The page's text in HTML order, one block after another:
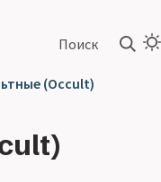
Поиск
(Occult)